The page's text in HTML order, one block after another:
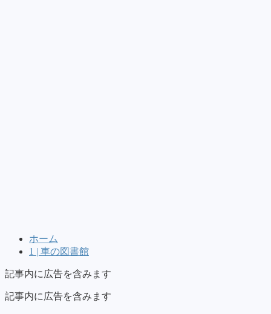
ホーム
1 | 車の図書館
記事内に広告を含みます
記事内に広告を含みます